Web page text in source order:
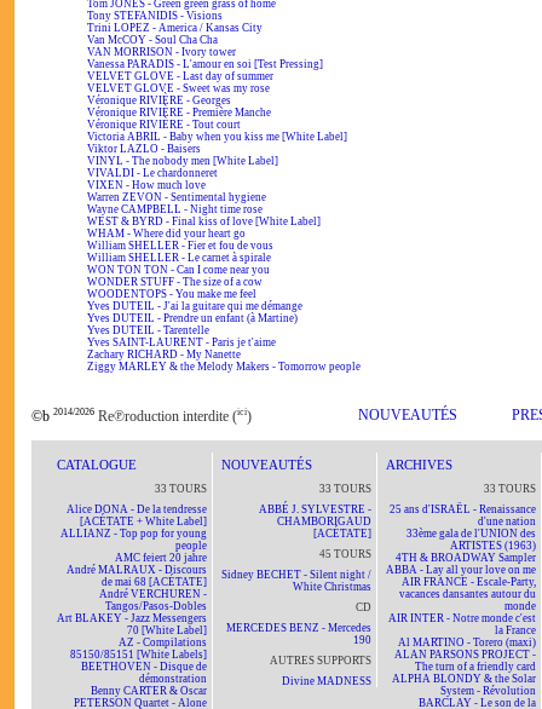
Tom JONES - Green green grass of home
Tony STEFANIDIS - Visions
Trini LOPEZ - America / Kansas City
Van McCOY - Soul Cha Cha
VAN MORRISON - Ivory tower
Vanessa PARADIS - L'amour en soi [Test Pressing]
VELVET GLOVE - Last day of summer
VELVET GLOVE - Sweet was my rose
Véronique RIVIÈRE - Georges
Véronique RIVIÈRE - Première Manche
Véronique RIVIÈRE - Tout court
Victoria ABRIL - Baby when you kiss me [White Label]
Viktor LAZLO - Baisers
VINYL - The nobody men [White Label]
VIVALDI - Le chardonneret
VIXEN - How much love
Warren ZEVON - Sentimental hygiene
Wayne CAMPBELL - Night time rose
WEST & BYRD - Final kiss of love [White Label]
WHAM - Where did your heart go
William SHELLER - Fier et fou de vous
William SHELLER - Le carnet à spirale
WON TON TON - Can I come near you
WONDER STUFF - The size of a cow
WOODENTOPS - You make me feel
Yves DUTEIL - J'ai la guitare qui me démange
Yves DUTEIL - Prendre un enfant (à Martine)
Yves DUTEIL - Tarentelle
Yves SAINT-LAURENT - Paris je t'aime
Zachary RICHARD - My Nanette
Ziggy MARLEY & the Melody Makers - Tomorrow people
©b 2014/2026 Re℗roduction interdite (ici) NOUVEAUTÉS
CATALOGUE
33 TOURS
Alice DONA - De la tendresse
[ACÉTATE + White Label]
ALLIANZ - Top pop for young
people
AMC feiert 20 jahre
André MALRAUX - Discours
de mai 68 [ACÉTATE]
André VERCHUREN -
Tangos/Pasos-Dobles
Art BLAKEY - Jazz Messengers
70 [White Label]
AZ - Compilations
85150/85151 [White Labels]
BEETHOVEN - Disque de
démonstration
Benny CARTER & Oscar
PETERSON Quartet - Alone
NOUVEAUTÉS
33 TOURS
ABBÉ J. SYLVESTRE -
CHAMBORIGAUD
[ACÉTATE]
45 TOURS
Sidney BECHET - Silent night /
White Christmas
CD
MERCEDES BENZ - Mercedes
190
AUTRES SUPPORTS
Divine MADNESS
ARCHIVES
33 TOURS
25 ans d'ISRAËL - Renaissance
d'une nation
33ème gala de l'UNION des
ARTISTES (1963)
4TH & BROADWAY Sampler
ABBA - Lay all your love on me
AIR FRANCE - Escale-Party,
vacances dansantes autour du
monde
AIR INTER - Notre monde c'est
la France
Al MARTINO - Torero (maxi)
ALAN PARSONS PROJECT -
The turn of a friendly card
ALPHA BLONDY & the Solar
System - Révolution
BARCLAY - Le son de la